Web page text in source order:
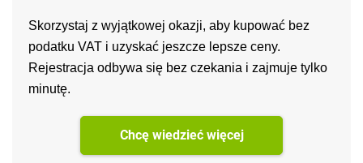
Skorzystaj z wyjątkowej okazji, aby kupować bez
podatku VAT i uzyskać jeszcze lepsze ceny.
Rejestracja odbywa się bez czekania i zajmuje tylko
minutę.
Chcę wiedzieć więcej